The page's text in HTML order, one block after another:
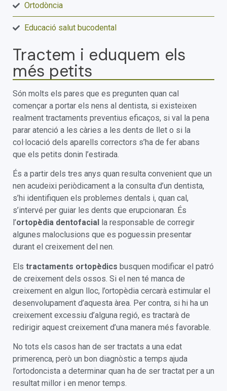
Ortodòncia
Educació salut bucodental
Tractem i eduquem els
més petits
Són molts els pares que es pregunten quan cal
començar a portar els nens al dentista, si existeixen
realment tractaments preventius eficaços, si val la pena
parar atenció a les càries a les dents de llet o si la
col·locació dels aparells correctors s’ha de fer abans
que els petits donin l’estirada.
És a partir dels tres anys quan resulta convenient que un
nen acudeixi periòdicament a la consulta d’un dentista,
s’hi identifiquen els problemes dentals i, quan cal,
s’intervé per guiar les dents que erupcionaran. És
l’ortopèdia dentofacial
la responsable de corregir
algunes maloclusions que es poguessin presentar
durant el creixement del nen.
Els tractaments ortopèdics busquen modificar el patró
de creixement dels ossos. Si el nen té manca de
creixement en algun lloc, l’ortopèdia cercarà estimular el
desenvolupament d’aquesta àrea. Per contra, si hi ha un
creixement excessiu d’alguna regió, es tractarà de
redirigir aquest creixement d’una manera més favorable.
No tots els casos han de ser tractats a una edat
primerenca, però un bon diagnòstic a temps ajuda
l’ortodoncista a determinar quan ha de ser tractat per a un
resultat millor i en menor temps.